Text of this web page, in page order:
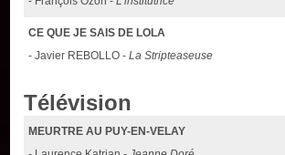
CE QUE JE SAIS DE LOLA
- Javier REBOLLO -La Stripteaseuse
Télévision
MEURTRE AU PUY-EN-VELAY